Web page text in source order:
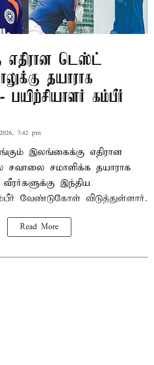
எதிரான டெஸ்ட்
தயாராக
கம்பீர்
7:42 pm
இலங்கைக்கு எதிரான
சமாளிக்க தயாராக
இந்திய
வேண்டுகோள் விடுத்துள்ளார்.
Read More